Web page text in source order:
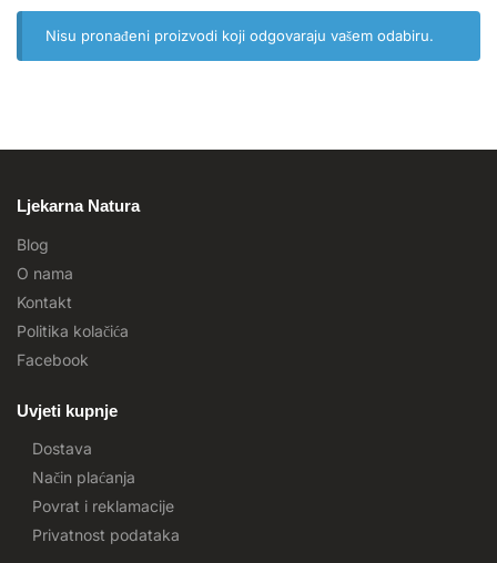
Nisu pronađeni proizvodi koji odgovaraju vašem odabiru.
Ljekarna Natura
Blog
O nama
Kontakt
Politika kolačića
Facebook
Uvjeti kupnje
Dostava
Način plaćanja
Povrat i reklamacije
Privatnost podataka